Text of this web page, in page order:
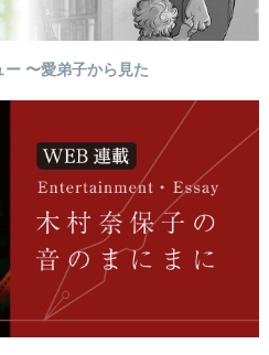
〜愛弟子から見た